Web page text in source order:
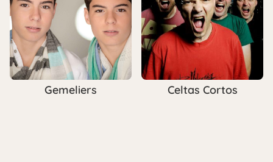
Gemeliers Celtas Cortos